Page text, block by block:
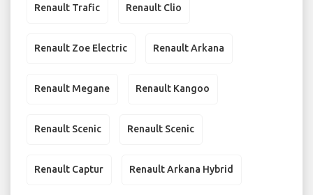
Renault Trafic Renault Clio
Renault Zoe Electric Renault Arkana
Renault Megane Renault Kangoo
Renault Scenic Renault Scenic
Renault Captur Renault Arkana Hybrid